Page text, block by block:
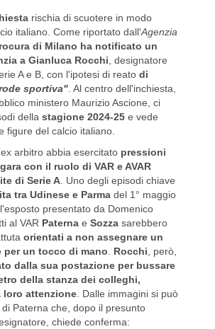
rischia di scuotere in modo
italiano. Come riportato dall'Agenzia
di Milano ha notificato un
a Gianluca Rocchi, designatore
A e B, con l'ipotesi di reato di
sportiva". Al centro dell'inchiesta,
ministero Maurizio Ascione, ci
della stagione 2024-25 e vede
figure del calcio italiano.
arbitro abbia esercitato pressioni
con il ruolo di VAR e AVAR
di Serie A. Uno degli episodi chiave
tra Udinese e Parma del 1° maggio
presentato da Domenico
al VAR Paterna e Sozza sarebbero
orientati a non assegnare un
per un tocco di mano. Rocchi, però,
dalla sua postazione per bussare
della stanza dei colleghi,
loro attenzione. Dalle immagini si può
Paterna che, dopo il presunto
chiede conferma: